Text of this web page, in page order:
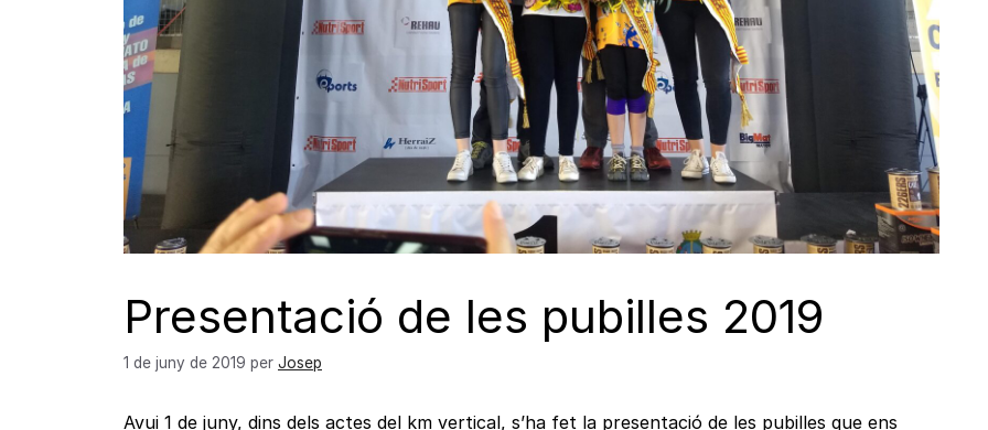
Presentació de les pubilles 2019
1 de juny de 2019 per Josep
Avui 1 de juny, dins dels actes del km vertical, s’ha fet la presentació de les pubilles que ens